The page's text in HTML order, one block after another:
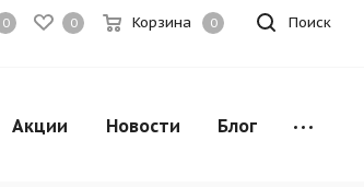
Поиск
0 0 Корзина 0
Акции Новости Блог